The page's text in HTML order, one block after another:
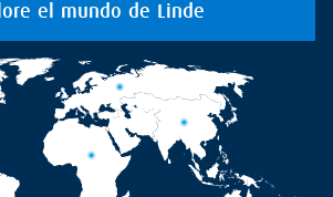
el mundo de Linde